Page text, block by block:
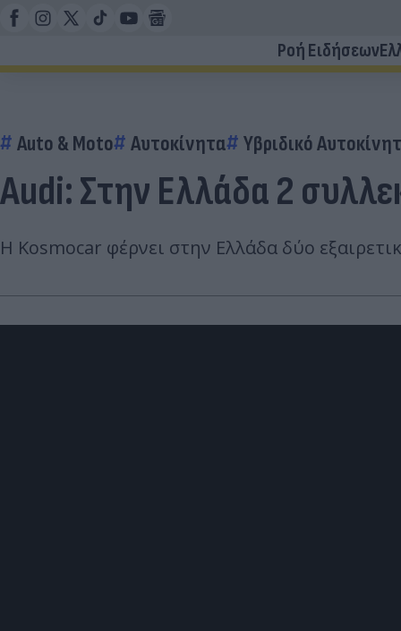
Ροή Ειδήσεων
Auto & Moto Αυτοκίνητα Υβριδικό
Audi: Στην Ελλάδα 2
Η Kosmocar φέρνει στην Ελλάδα δύο